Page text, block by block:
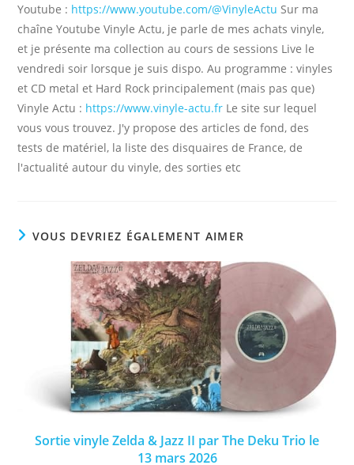
Youtube : https://www.youtube.com/@VinyleActu Sur ma
chaîne Youtube Vinyle Actu, je parle de mes achats vinyle,
et je présente ma collection au cours de sessions Live le
vendredi soir lorsque je suis dispo. Au programme : vinyles
et CD metal et Hard Rock principalement (mais pas que)
Vinyle Actu : https://www.vinyle-actu.fr Le site sur lequel
vous vous trouvez. J'y propose des articles de fond, des
tests de matériel, la liste des disquaires de France, de
l'actualité autour du vinyle, des sorties etc
VOUS DEVRIEZ ÉGALEMENT AIMER
Sortie vinyle Zelda & Jazz II par The Deku Trio le
13 mars 2026